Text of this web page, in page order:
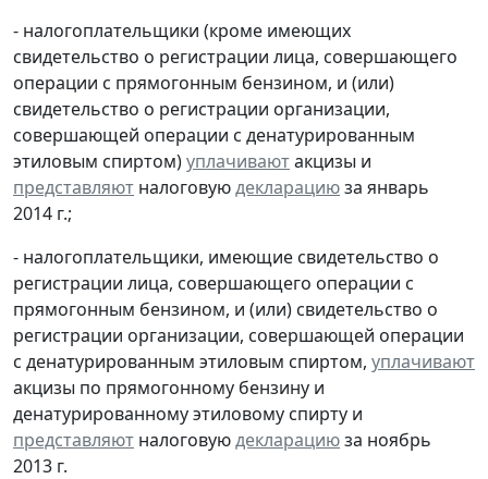
- налогоплательщики (кроме имеющих
свидетельство о регистрации лица, совершающего
операции с прямогонным бензином, и (или)
свидетельство о регистрации организации,
совершающей операции с денатурированным
этиловым спиртом)уплачиваютакцизы и
представляют налоговуюдекларациюза январь
2014 г.;
- налогоплательщики, имеющие свидетельство о
регистрации лица, совершающего операции с
прямогонным бензином, и (или) свидетельство о
регистрации организации, совершающей операции
с денатурированным этиловым спиртом, уплачивают
акцизы по прямогонному бензину и
денатурированному этиловому спирту и
представляют налоговуюдекларациюза ноябрь
2013 г.